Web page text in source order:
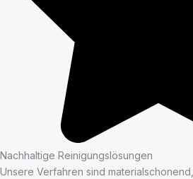
Nachhaltige Reinigungslösungen
Unsere Verfahren sind